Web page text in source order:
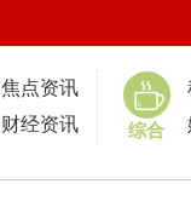
焦点资讯
财经资讯
综合